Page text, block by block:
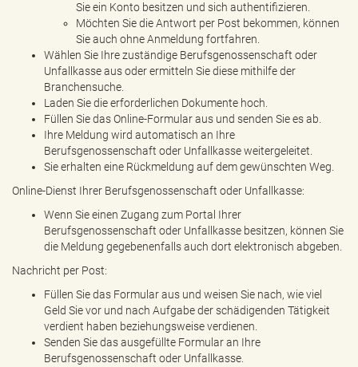
Sie ein Konto besitzen und sich authentifizieren.
Möchten Sie die Antwort per Post bekommen, können
Sie auch ohne Anmeldung fortfahren.
Wählen Sie Ihre zuständige Berufsgenossenschaft oder
Unfallkasse aus oder ermitteln Sie diese mithilfe der
Branchensuche.
Laden Sie die erforderlichen Dokumente hoch.
Füllen Sie das Online-Formular aus und senden Sie es ab.
Ihre Meldung wird automatisch an Ihre
Berufsgenossenschaft oder Unfallkasse weitergeleitet.
Sie erhalten eine Rückmeldung auf dem gewünschten Weg.
Online-Dienst Ihrer Berufsgenossenschaft oder Unfallkasse:
Wenn Sie einen Zugang zum Portal Ihrer
Berufsgenossenschaft oder Unfallkasse besitzen, können Sie
die Meldung gegebenenfalls auch dort elektronisch abgeben.
Nachricht per Post:
Füllen Sie das Formular aus und weisen Sie nach, wie viel
Geld Sie vor und nach Aufgabe der schädigenden Tätigkeit
verdient haben beziehungsweise verdienen.
Senden Sie das ausgefüllte Formular an Ihre
Berufsgenossenschaft oder Unfallkasse.